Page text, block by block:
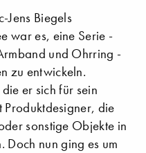
Jens Biegels
war es, eine Serie -
und Ohrring -
zu entwickeln.
er sich für sein
Produktdesigner, die
sonstige Objekte in
nun ging es um